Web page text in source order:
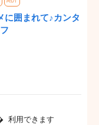
に囲まれて♪カンタ
利用できます